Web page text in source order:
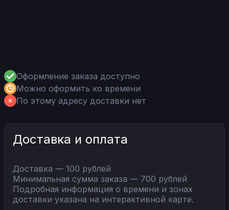
Оформление заказа доступно
Можно оформить ко времени
По этому адресу доставки нет
Доставка и оплата
Доставка — 100 рублей
Минимальная сумма заказа — 700 рублей
Подробная информация о времени и зонах
доставки указана на интерактивной карте.